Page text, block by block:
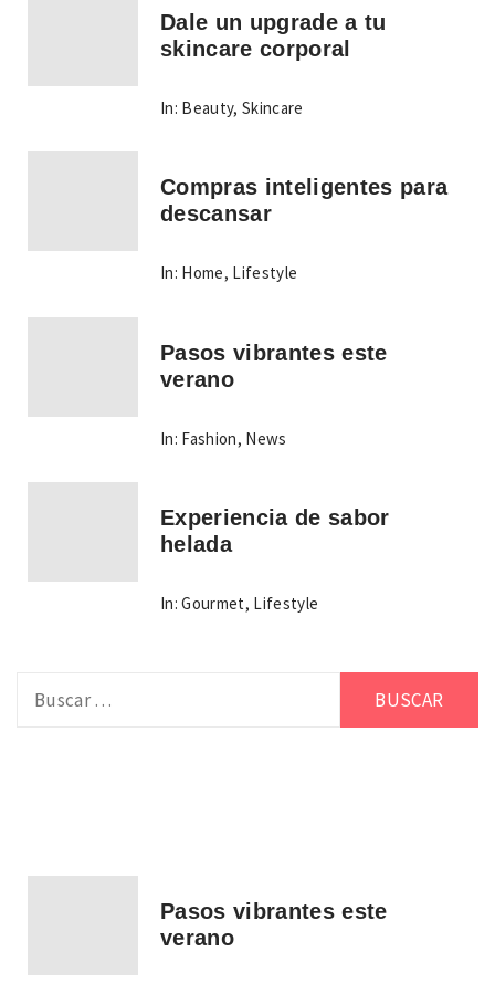
Dale un upgrade a tu
skincare corporal
In: Beauty,Skincare
Compras inteligentes para
descansar
In: Home, Lifestyle
Pasos vibrantes este
verano
In: Fashion, News
Experiencia de sabor
helada
In: Gourmet, Lifestyle
Pasos vibrantes este
verano